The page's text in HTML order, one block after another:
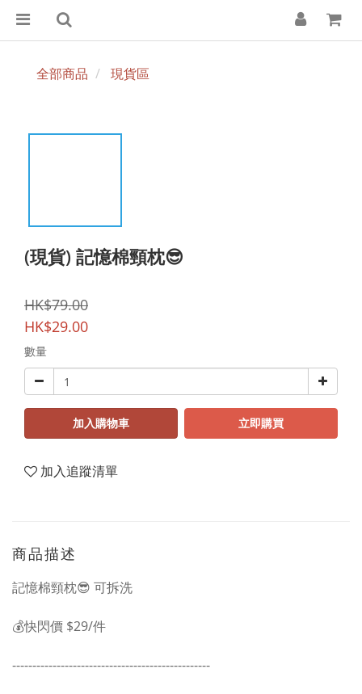
全部商品 現貨區
(現貨) 記憶棉頸枕😎
HK$79.00
HK$29.00
數量
加入購物車 立即購買
加入追蹤清單
商品描述
記憶棉頸枕😎 可拆洗
💰快閃價 $29/件
-------------------------------------------------